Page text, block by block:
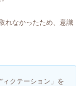
れなかったため、意識
ィクテーション」を